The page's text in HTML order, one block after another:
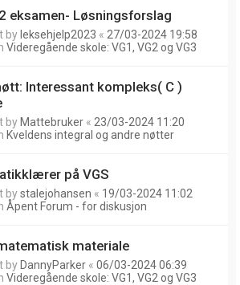
eksamen- Løsningsforslag
by leksehjelp2023 « 27/03-2024 19:58
Videregående skole: VG1, VG2 og VG3
Interessant kompleks( C )
by Mattebruker « 23/03-2024 11:20
Kveldens integral og andre nøtter
på VGS
bystalejohansen « 19/03-2024 11:02
Åpent Forum - for diskusjon
materiale
by DannyParker « 06/03-2024 06:39
Videregående skole: VG1, VG2 og VG3